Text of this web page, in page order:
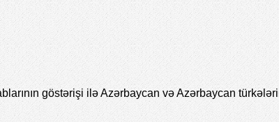
göstərişi ilə Azərbaycan və Azərbaycan